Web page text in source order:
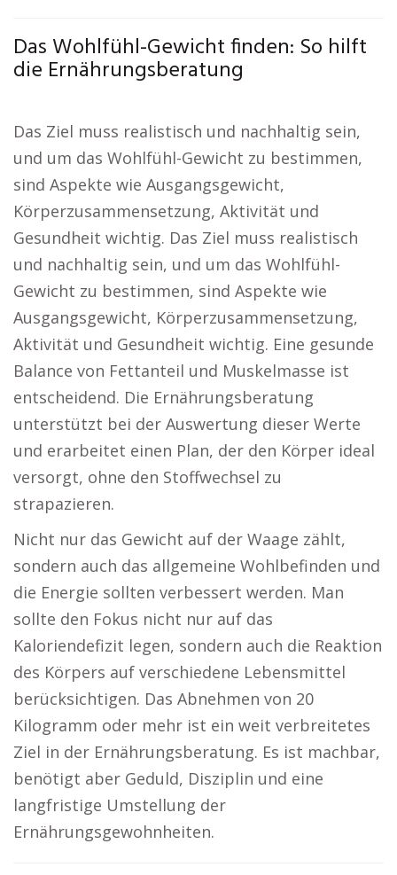
Das Wohlfühl-Gewicht finden: So hilft
die Ernährungsberatung
Das Ziel muss realistisch und nachhaltig sein,
und um das Wohlfühl-Gewicht zu bestimmen,
sind Aspekte wie Ausgangsgewicht,
Körperzusammensetzung, Aktivität und
Gesundheit wichtig. Das Ziel muss realistisch
und nachhaltig sein, und um das Wohlfühl-
Gewicht zu bestimmen, sind Aspekte wie
Ausgangsgewicht, Körperzusammensetzung,
Aktivität und Gesundheit wichtig. Eine gesunde
Balance von Fettanteil und Muskelmasse ist
entscheidend. Die Ernährungsberatung
unterstützt bei der Auswertung dieser Werte
und erarbeitet einen Plan, der den Körper ideal
versorgt, ohne den Stoffwechsel zu
strapazieren.
Nicht nur das Gewicht auf der Waage zählt,
sondern auch das allgemeine Wohlbefinden und
die Energie sollten verbessert werden. Man
sollte den Fokus nicht nur auf das
Kaloriendefizit legen, sondern auch die Reaktion
des Körpers auf verschiedene Lebensmittel
berücksichtigen. Das Abnehmen von 20
Kilogramm oder mehr ist ein weit verbreitetes
Ziel in der Ernährungsberatung. Es ist machbar,
benötigt aber Geduld, Disziplin und eine
langfristige Umstellung der
Ernährungsgewohnheiten.